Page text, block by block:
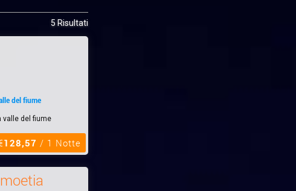
5 Risultati
del fiume
valle del fiume
128,57 / 1 Notte